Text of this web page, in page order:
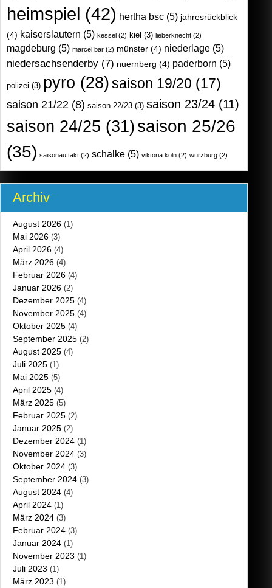
heimspiel (42) hertha bsc (5) jahresrückblick
(4) kaiserslautern (5) kessel (2) kiel (3) lieberknecht (2)
magdeburg (5) marcel bär (2) münster (4) niederlage (5)
niedersachsenderby (7) nuernberg (4) paderborn (5)
polizei (3) pyro (28)saison 19/20 (17)
saison 21/22 (8) saison 22/23 (3) saison 23/24 (11)
saison 24/25 (31)saison 25/26
(35) saisonauftakt (2) schalke (5) viktoria köln (2) würzburg (2)
Archiv
August 2026 (1)
Mai 2026 (3)
April 2026 (4)
März 2026 (4)
Februar 2026 (4)
Januar 2026 (2)
Dezember 2025 (4)
November 2025 (4)
Oktober 2025 (4)
September 2025 (2)
August 2025 (4)
Juli 2025 (1)
Mai 2025 (5)
April 2025 (4)
März 2025 (5)
Februar 2025 (2)
Januar 2025 (2)
Dezember 2024 (1)
November 2024 (3)
Oktober 2024 (3)
September 2024 (3)
August 2024 (4)
April 2024 (1)
März 2024 (3)
Februar 2024 (3)
Januar 2024 (1)
November 2023 (1)
Juli 2023 (1)
März 2023 (1)